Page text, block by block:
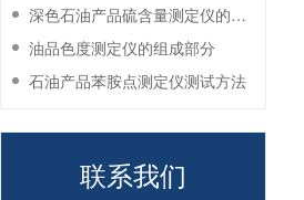
深色石油产品硫含量测定仪的工作环境要求
油品色度测定仪的组成部分
石油产品苯胺点测定仪测试方法
联系我们